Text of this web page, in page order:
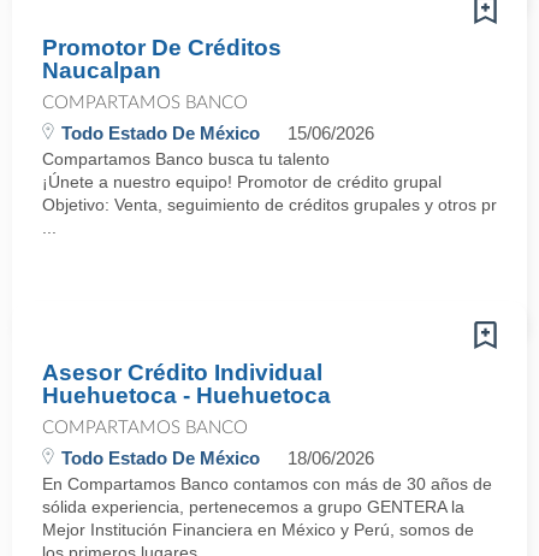
Promotor De Créditos
Naucalpan
COMPARTAMOS BANCO
Todo Estado De México 15/06/2026
Compartamos Banco busca tu talento
¡Únete a nuestro equipo! Promotor de crédito grupal
Objetivo: Venta, seguimiento de créditos grupales y otros
Asesor Crédito Individual
Huehuetoca - Huehuetoca
COMPARTAMOS BANCO
Todo Estado De México 18/06/2026
En Compartamos Banco contamos con más de 30 años de
sólida experiencia, pertenecemos a grupo GENTERA la
Mejor Institución Financiera en México y Perú, somos de